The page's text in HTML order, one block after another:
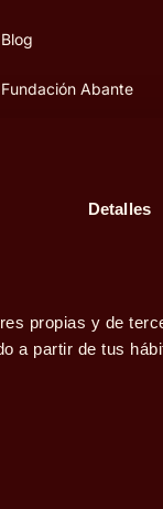
Detalles
propias y de
a partir de tus
Blog
Fundación Abante